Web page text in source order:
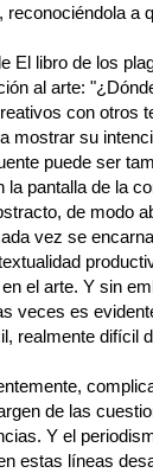
reconociéndola a
El libro de los
al arte:
con otros
mostrar su
puede ser
la pantalla de la
de modo
vez se
el arte. Y sin
veces es
realmente difícil
de las
Y el
estas líneas